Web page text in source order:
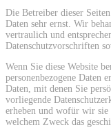
Die Betreiber dieser
Daten sehr ernst. Wir
vertraulich und
Datenschutzvorschriften
Wenn Sie diese Website
personenbezogene Daten
Daten, mit denen Sie
vorliegende
erheben und wofür wir
welchem Zweck das